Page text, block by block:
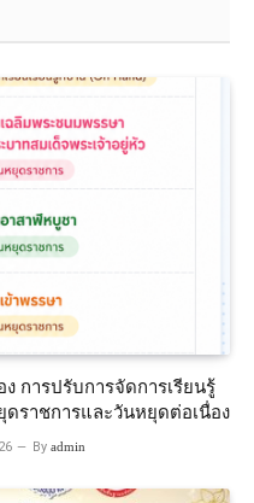
การปรับการจัดการเรียนรู้
ดราชการและวันหยุดต่อเนื่อง
By admin